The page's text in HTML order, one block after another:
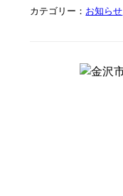
カテゴリー： お知らせ